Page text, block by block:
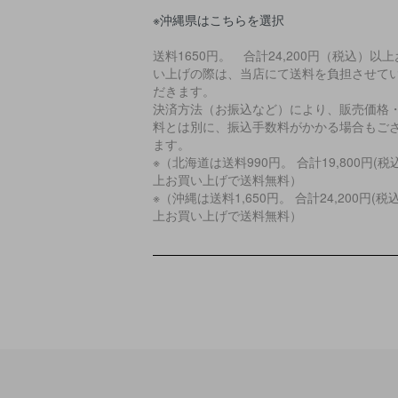
※沖縄県はこちらを選択
送料1650円。 合計24,200円（税込）以上
い上げの際は、当店にて送料を負担させて
だきます。
決済方法（お振込など）により、販売価格
料とは別に、振込手数料がかかる場合もご
ます。
※（北海道は送料990円。 合計19,800円(税
上お買い上げで送料無料）
※（沖縄は送料1,650円。 合計24,200円(税
上お買い上げで送料無料）